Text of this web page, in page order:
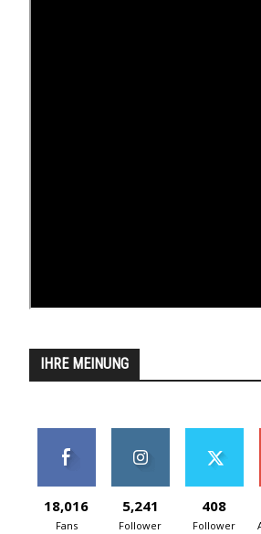
IHRE MEINUNG
18,016
Fans
5,241
Follower
408
Follower